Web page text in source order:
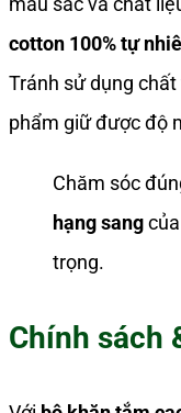
cotton 100% tự
Tránh sử dụng
phẩm giữ được độ
Chăm sóc
hạng sang
trọng.
Chính sách